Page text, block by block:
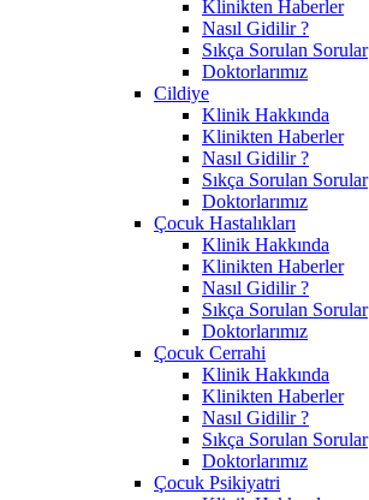
Klinikten Haberler
Nasıl Gidilir ?
Sıkça Sorulan Sorular
Doktorlarımız
Cildiye
Klinik Hakkında
Klinikten Haberler
Nasıl Gidilir ?
Sıkça Sorulan Sorular
Doktorlarımız
Çocuk Hastalıkları
Klinik Hakkında
Klinikten Haberler
Nasıl Gidilir ?
Sıkça Sorulan Sorular
Doktorlarımız
Çocuk Cerrahi
Klinik Hakkında
Klinikten Haberler
Nasıl Gidilir ?
Sıkça Sorulan Sorular
Doktorlarımız
Çocuk Psikiyatri